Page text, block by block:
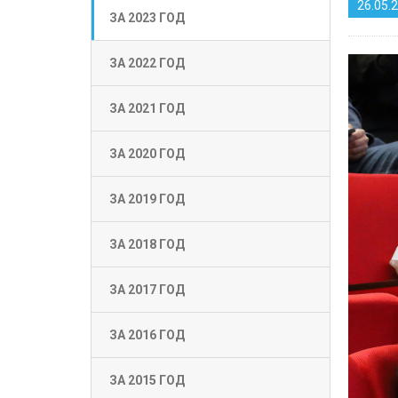
ЗА 2023 ГОД
ЗА 2022 ГОД
ЗА 2021 ГОД
ЗА 2020 ГОД
ЗА 2019 ГОД
ЗА 2018 ГОД
ЗА 2017 ГОД
ЗА 2016 ГОД
ЗА 2015 ГОД